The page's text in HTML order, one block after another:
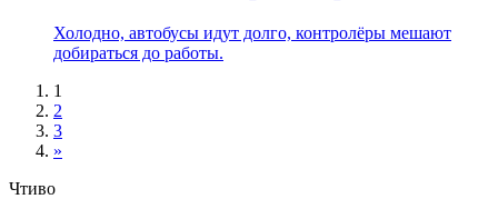
Холодно, автобусы идут долго, контролёры мешают
добираться до работы.
1
2
3
»
Чтиво